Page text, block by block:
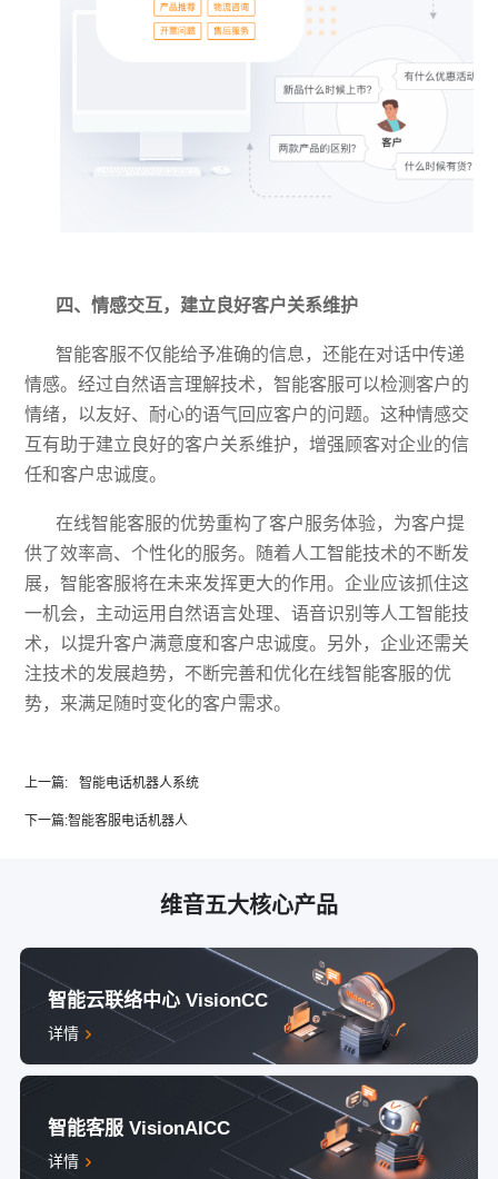
四、情感交互，建立良好客户关系维护
智能客服不仅能给予准确的信息，还能在对话中传递
情感。经过自然语言理解技术，智能客服可以检测客户的
情绪，以友好、耐心的语气回应客户的问题。这种情感交
互有助于建立良好的客户关系维护，增强顾客对企业的信
任和客户忠诚度。
在线智能客服的优势重构了客户服务体验，为客户提
供了效率高、个性化的服务。随着人工智能技术的不断发
展，智能客服将在未来发挥更大的作用。企业应该抓住这
一机会，主动运用 自然语言处理、语音识别等人工智能技
术，以提升客户满意度和客户忠诚度。另外，企业还需关
注技术的发展趋势，不断完善和优化在线智能客服的优
势，来满足随时变化的客户需求。
上一篇: 智能电话机器人系统
下一篇:智能客服电话机器人
维音五大核心产品
智能云联络中心 VisionCC
详情
智能客服 VisionAICC
详情